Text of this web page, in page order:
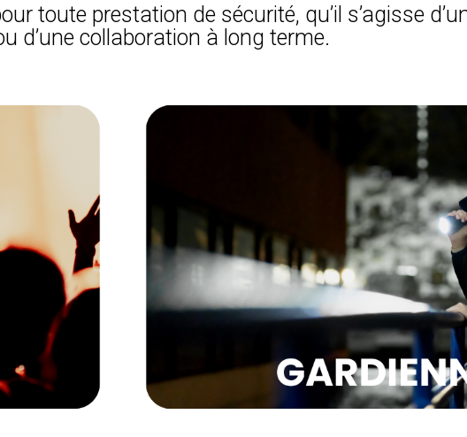
toute prestation de sécurité, qu’il s’agisse
d’une collaboration à long terme.